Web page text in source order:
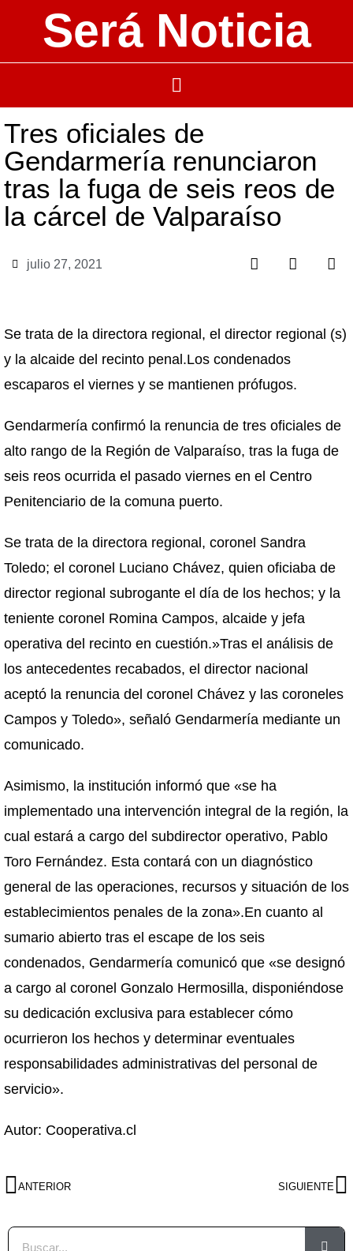
Será Noticia
Tres oficiales de
Gendarmería renunciaron
tras la fuga de seis reos de
la cárcel de Valparaíso
julio 27, 2021
Se trata de la directora regional, el director regional (s)
y la alcaide del recinto penal.Los condenados
escaparos el viernes y se mantienen prófugos.
Gendarmería confirmó la renuncia de tres oficiales de
alto rango de la Región de Valparaíso, tras la fuga de
seis reos ocurrida el pasado viernes en el Centro
Penitenciario de la comuna puerto.
Se trata de la directora regional, coronel Sandra
Toledo; el coronel Luciano Chávez, quien oficiaba de
director regional subrogante el día de los hechos; y la
teniente coronel Romina Campos, alcaide y jefa
operativa del recinto en cuestión.»Tras el análisis de
los antecedentes recabados, el director nacional
aceptó la renuncia del coronel Chávez y las coroneles
Campos y Toledo», señaló Gendarmería mediante un
comunicado.
Asimismo, la institución informó que «se ha
implementado una intervención integral de la región, la
cual estará a cargo del subdirector operativo, Pablo
Toro Fernández. Esta contará con un diagnóstico
general de las operaciones, recursos y situación de los
establecimientos penales de la zona».En cuanto al
sumario abierto tras el escape de los seis
condenados, Gendarmería comunicó que «se designó
a cargo al coronel Gonzalo Hermosilla, disponiéndose
su dedicación exclusiva para establecer cómo
ocurrieron los hechos y determinar eventuales
responsabilidades administrativas del personal de
servicio».
Autor: Cooperativa.cl
ANTERIOR SIGUIENTE